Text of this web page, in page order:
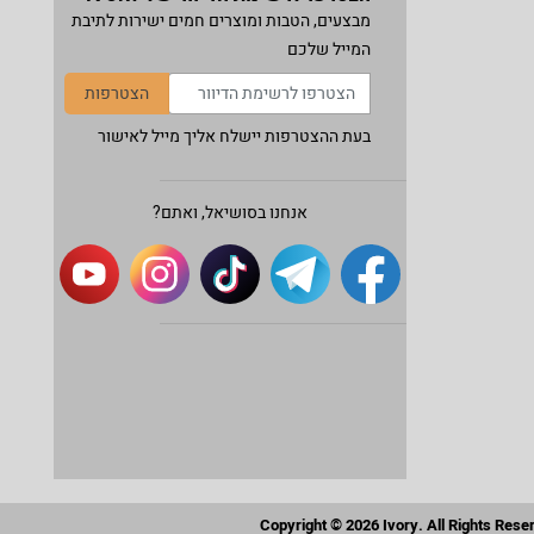
מבצעים, הטבות ומוצרים חמים ישירות לתיבת
המייל שלכם
הצטרפות
בעת ההצטרפות יישלח אליך מייל לאישור
אנחנו בסושיאל, ואתם?
Copyright © 2026 Ivory. All Rights